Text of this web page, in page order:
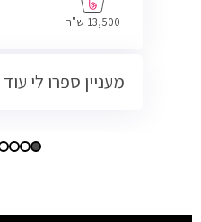
13,500 ש"ח
מעניין ספרו לי עוד